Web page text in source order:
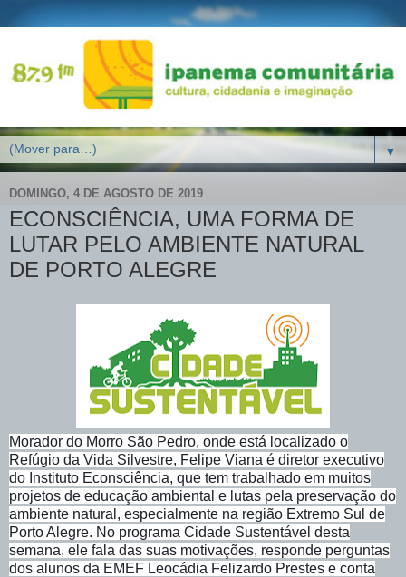
▼
DOMINGO, 4 DE AGOSTO DE 2019
ECONSCIÊNCIA, UMA FORMA DE
LUTAR PELO AMBIENTE NATURAL
DE PORTO ALEGRE
Morador do Morro São Pedro, onde está localizado o
Refúgio da Vida Silvestre, Felipe Viana é diretor executivo
do Instituto Econsciência, que tem trabalhado em muitos
projetos de educação ambiental e lutas pela preservação do
ambiente natural, especialmente na região Extremo Sul de
Porto Alegre. No programa Cidade Sustentável desta
semana, ele fala das suas motivações, responde perguntas
dos alunos da EMEF Leocádia Felizardo Prestes e conta